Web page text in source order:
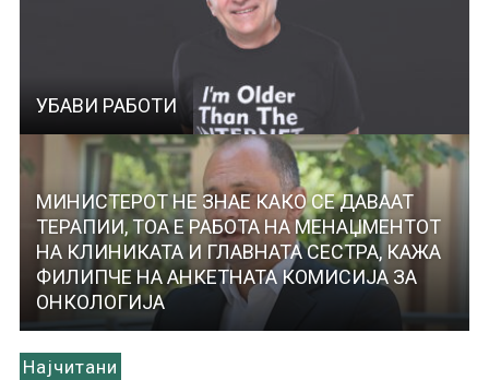
УБАВИ РАБОТИ
МИНИСТЕРОТ НЕ ЗНАЕ КАКО СЕ ДАВААТ
ТЕРАПИИ, ТОА Е РАБОТА НА МЕНАЏМЕНТОТ
НА КЛИНИКАТА И ГЛАВНАТА СЕСТРА, КАЖА
ФИЛИПЧЕ НА АНКЕТНАТА КОМИСИЈА ЗА
ОНКОЛОГИЈА
Најчитани